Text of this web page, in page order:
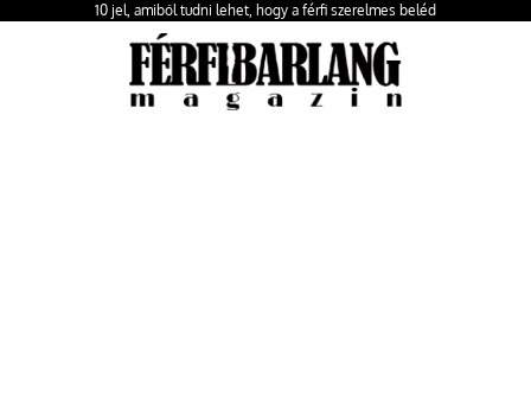
10 jel, amiből tudni lehet, hogy a férfi szerelmes beléd